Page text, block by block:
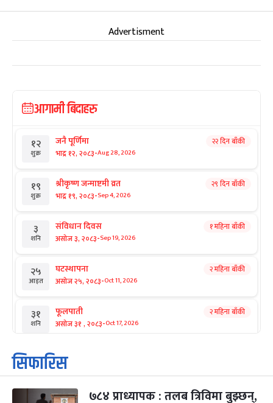
Advertisment
आगामी बिदाहरु
१२
शुक्र
जनै पूर्णिमा
भाद्र १२, २०८३-Aug 28, 2026
२२ दिन बाँकी
१९
शुक्र
श्रीकृष्ण जन्माष्टमी व्रत
भाद्र १९, २०८३-Sep 4, 2026
२९ दिन बाँकी
३
शनि
संविधान दिवस
असोज ३, २०८३-Sep 19, 2026
१ महिना बाँकी
२५
आइत
घटस्थापना
असोज २५, २०८३-Oct 11, 2026
२ महिना बाँकी
३१
शनि
फूलपाती
असोज ३१ , २०८३-Oct 17, 2026
२ महिना बाँकी
१
आइत
कार्तिक सङ्क्रान्ति
कार्तिक १, २०८३
३ महानवमी २ महिना बाँकी
सिफारिस
७८४ प्राध्यापक : तलब त्रिविमा बुझ्छन्,